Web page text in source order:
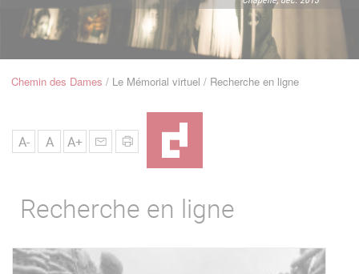
Navigation
Fil
Chemin des Dames Le Mémorial virtuel Recherche en ligne
A- A A+
Recherche en ligne